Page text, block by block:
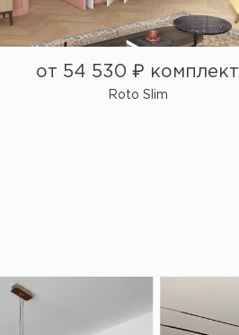
от 54 530 ₽ комплект
Roto Slim